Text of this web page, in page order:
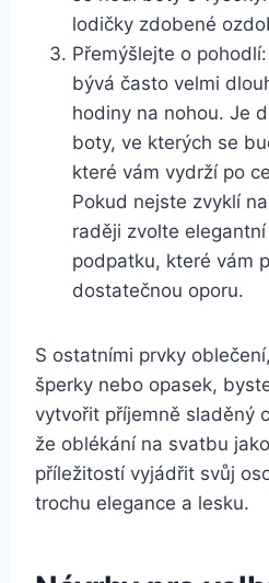
lodičky zdobené⁢
Přemýšlejte o
bývá⁢ často velmi
hodiny na nohou. Je
boty, ⁣ve kterých se
které vám vydrží po
Pokud nejste zvyklí
raději zvolte
⁢podpatku,⁢ které vám
dostatečnou ​oporu.
S ostatními prvky
šperky nebo opasek,
vytvořit příjemně ⁤sladěný
že oblékání na svatbu
příležitostí vyjádřit svůj
trochu elegance ‍a lesku.